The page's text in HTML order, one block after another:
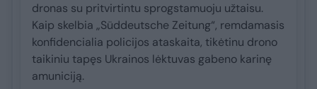
dronas su pritvirtintu sprogstamuoju užtaisu.
Kaip skelbia „Süddeutsche Zeitung“, remdamasis
konfidencialia policijos ataskaita, tikėtinu drono
taikiniu tapęs Ukrainos lėktuvas gabeno karinę
amuniciją.